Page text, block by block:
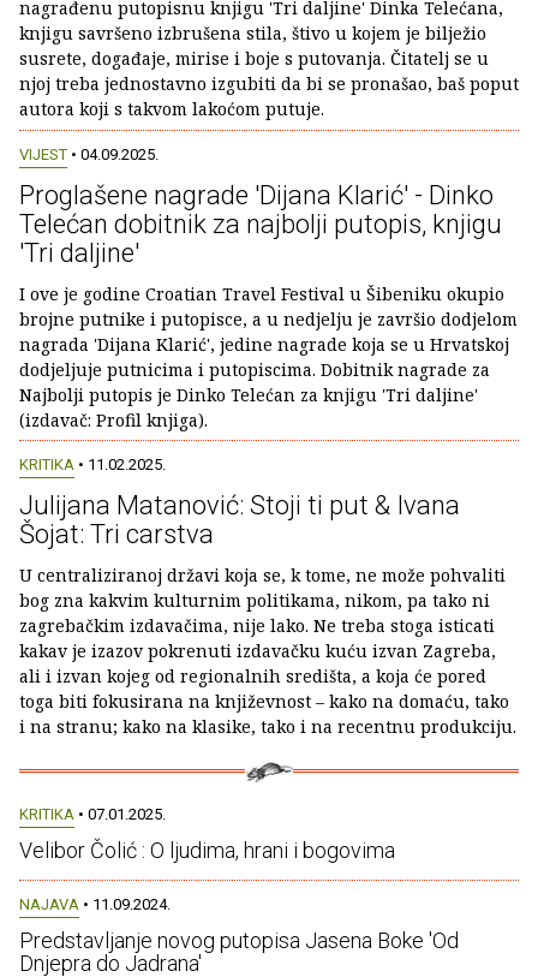
nagrađenu putopisnu knjigu 'Tri daljine' Dinka Telećana,
knjigu savršeno izbrušena stila, štivo u kojem je bilježio
susrete, događaje, mirise i boje s putovanja. Čitatelj se u
njoj treba jednostavno izgubiti da bi se pronašao, baš poput
autora koji s takvom lakoćom putuje.
VIJEST • 04.09.2025.
Proglašene nagrade 'Dijana Klarić' - Dinko
Telećan dobitnik za najbolji putopis, knjigu
'Tri daljine'
I ove je godine Croatian Travel Festival u Šibeniku okupio
brojne putnike i putopisce, a u nedjelju je završio dodjelom
nagrada 'Dijana Klarić', jedine nagrade koja se u Hrvatskoj
dodjeljuje putnicima i putopiscima. Dobitnik nagrade za
Najbolji putopis je Dinko Telećan za knjigu 'Tri daljine'
(izdavač: Profil knjiga).
KRITIKA • 11.02.2025.
Julijana Matanović: Stoji ti put & Ivana
Šojat: Tri carstva
U centraliziranoj državi koja se, k tome, ne može pohvaliti
bog zna kakvim kulturnim politikama, nikom, pa tako ni
zagrebačkim izdavačima, nije lako. Ne treba stoga isticati
kakav je izazov pokrenuti izdavačku kuću izvan Zagreba,
ali i izvan kojeg od regionalnih središta, a koja će pored
toga biti fokusirana na književnost – kako na domaću, tako
i na stranu; kako na klasike, tako i na recentnu produkciju.
KRITIKA • 07.01.2025.
Velibor Čolić : O ljudima, hrani i bogovima
NAJAVA • 11.09.2024.
Predstavljanje novog putopisa Jasena Boke 'Od
Dnjepra do Jadrana'